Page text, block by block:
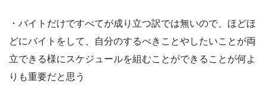
・バイトだけですべてが成り立つ訳では無いので、ほどほ
どにバイトをして、自分のするべきことやしたいことが両
立できる様にスケジュールを組むことができることが何よ
りも重要だと思う